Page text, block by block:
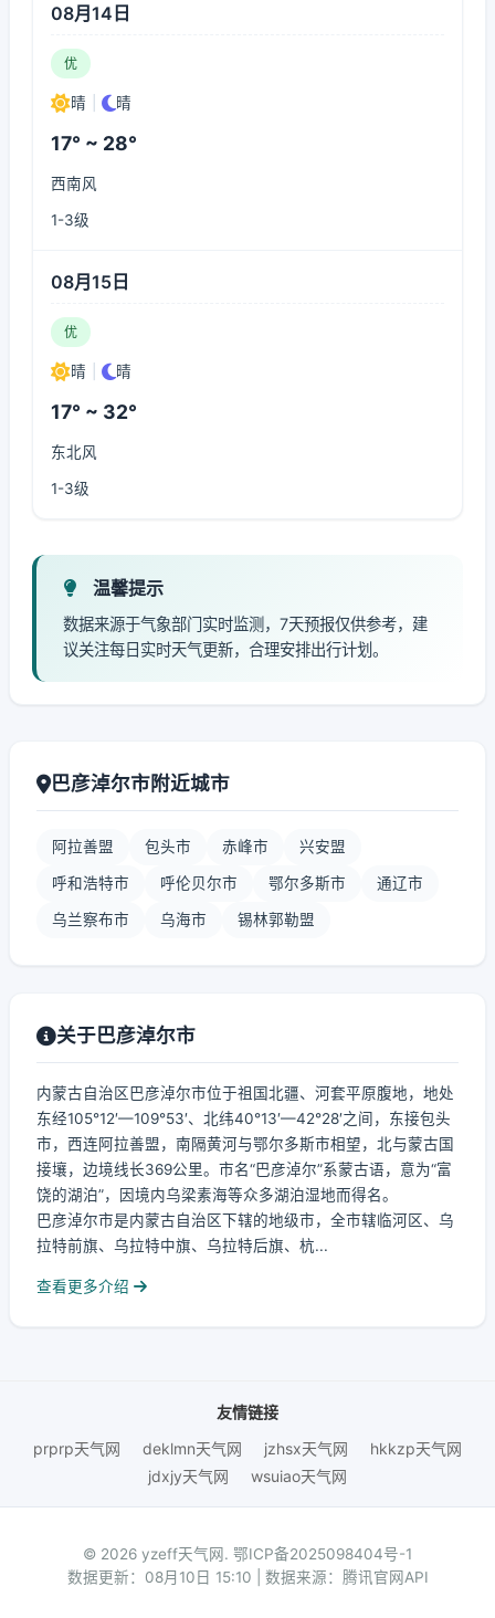
08月14日
优
晴 晴
17° ~ 28°
西南风
1-3级
08月15日
优
晴 晴
17° ~ 32°
东北风
1-3级
温馨提示
数据来源于气象部门实时监测，7天预报仅供参考，建
议关注每日实时天气更新，合理安排出行计划。
巴彦淖尔市附近城市
阿拉善盟 包头市 赤峰市 兴安盟
呼和浩特市 呼伦贝尔市 鄂尔多斯市 通辽市
乌兰察布市 乌海市 锡林郭勒盟
关于巴彦淖尔市
内蒙古自治区巴彦淖尔市位于祖国北疆、河套平原腹地，地处
东经105°12′—109°53′、北纬40°13′—42°28′之间，东接包头
市，西连阿拉善盟，南隔黄河与鄂尔多斯市相望，北与蒙古国
接壤，边境线长369公里。市名“巴彦淖尔”系蒙古语，意为“富
饶的湖泊”，因境内乌梁素海等众多湖泊湿地而得名。
巴彦淖尔市是内蒙古自治区下辖的地级市，全市辖临河区、乌
拉特前旗、乌拉特中旗、乌拉特后旗、杭...
查看更多介绍
友情链接
prprp天气网
deklmn天气网 jzhsx天气网
hkkzp天气网
jdxjy天气网
wsuiao天气网
© 2026 yzeff天气网. 鄂ICP备2025098404号-1
数据更新：08月10日 15:10 | 数据来源：腾讯官网API